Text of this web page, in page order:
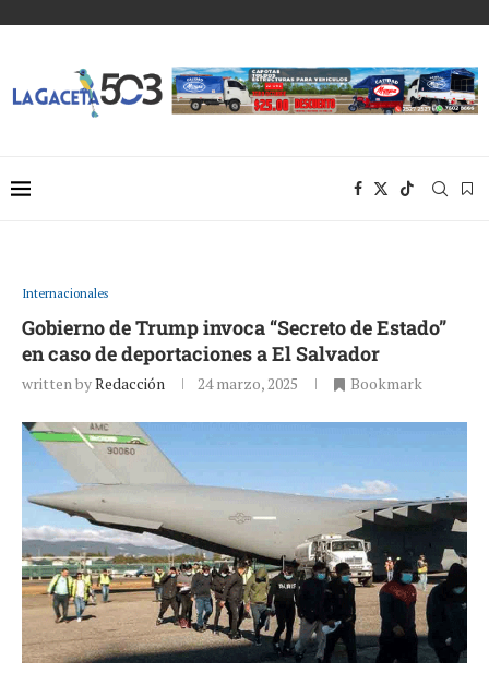
Internacionales
Gobierno de Trump invoca “Secreto de Estado”
en caso de deportaciones a El Salvador
written byRedacción 24 marzo, 2025 Bookmark